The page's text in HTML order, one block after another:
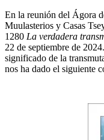
En la reunión del Ágora
Muulasterios y Casas
1280 La verdadera
22 de septiembre de
significado de la
nos ha dado el siguiente